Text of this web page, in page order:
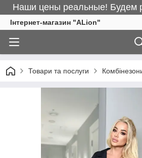
Наши цены реальные! Будем
Інтернет-магазин "ALіon"
Товари та послуги